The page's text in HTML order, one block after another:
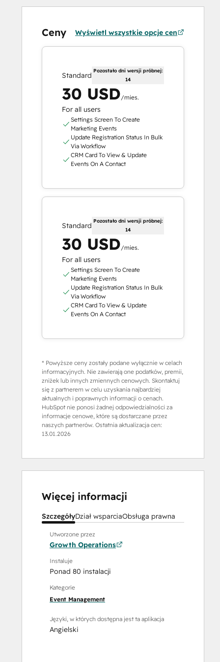
Ceny Wyświetl wszystkie opcje cen
Standard
Pozostało dni wersji próbnej:
14
30 USD/mies.
For all users
Settings Screen To Create
Marketing Events
Update Registration Status In Bulk
Via Workflow
CRM Card To View & Update
Events On A Contact
Standard
Pozostało dni wersji próbnej:
14
30 USD/mies.
For all users
Settings Screen To Create
Marketing Events
Update Registration Status In Bulk
Via Workflow
CRM Card To View & Update
Events On A Contact
* Powyższe ceny zostały podane wyłącznie w celach
informacyjnych. Nie zawierają one podatków, premii,
zniżek lub innych zmiennych cenowych. Skontaktuj
się z partnerem w celu uzyskania najbardziej
aktualnych i poprawnych informacji o cenach.
HubSpot nie ponosi żadnej odpowiedzialności za
informacje cenowe, które są dostarczane przez
naszych partnerów. Ostatnia aktualizacja cen:
13.01.2026
Więcej informacji
SzczegółyDział wsparciaObsługa prawna
Utworzone przez
Growth Operations
Instaluje
Ponad 80 instalacji
Kategorie
Event Management
Języki, w których dostępna jest ta aplikacja
Angielski